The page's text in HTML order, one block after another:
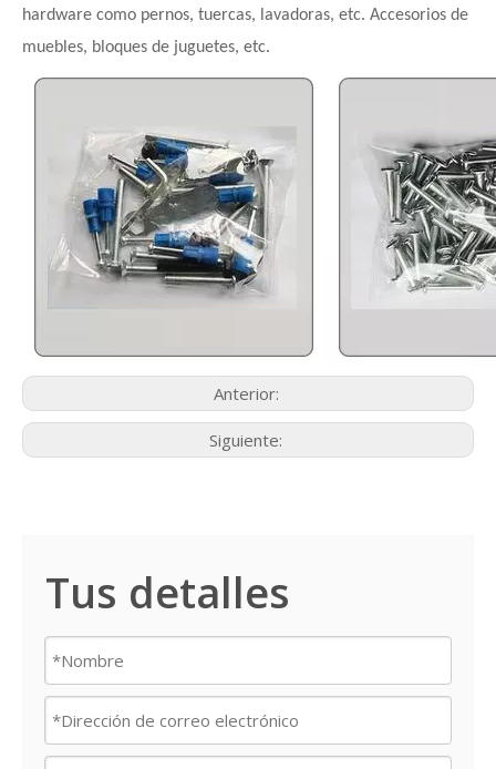
hardware como pernos, tuercas, lavadoras, etc. Accesorios de
muebles, bloques de juguetes, etc.
Anterior:
Siguiente:
Tus detalles